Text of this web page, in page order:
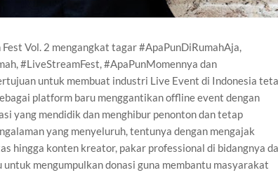
Vol. 2 mengangkat tagar #ApaPunDiRumahAja,
#LiveStreamFest, #ApaPunMomennya dan
untuk membuat industri Live Event di Indonesia
platform baru menggantikan offline event dengan
yang mendidik dan menghibur penonton dan tetap
yang menyeluruh, tentunya dengan mengajak
hingga konten kreator, pakar professional di bidangnya
mengumpulkan donasi guna membantu masyarakat